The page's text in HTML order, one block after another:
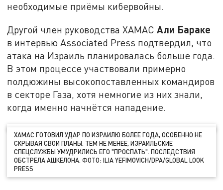
необходимые приёмы кибервойны.
Другой член руководства ХАМАСАли Бараке
в интервью Associated Press подтвердил, что
атака на Израиль планировалась больше года.
В этом процессе участвовали примерно
полдюжины высокопоставленных командиров
в секторе Газа, хотя немногие из них знали,
когда именно начнётся нападение.
ХАМАС ГОТОВИЛ УДАР ПО ИЗРАИЛЮ БОЛЕЕ ГОДА, ОСОБЕННО НЕ
СКРЫВАЯ СВОИ ПЛАНЫ. ТЕМ НЕ МЕНЕЕ, ИЗРАИЛЬСКИЕ
СПЕЦСЛУЖБЫ УМУДРИЛИСЬ ЕГО "ПРОСПАТЬ". ПОСЛЕДСТВИЯ
ОБСТРЕЛА АШКЕЛОНА. ФОТО: ILIA YEFIMOVICH/DPA/GLOBAL LOOK
PRESS